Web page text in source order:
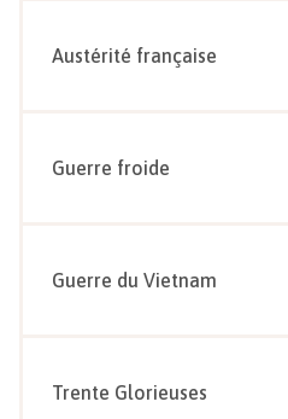
Austérité française
Guerre froide
Guerre du Vietnam
Trente Glorieuses